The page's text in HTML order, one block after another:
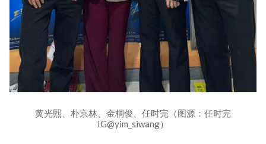
黄光熙、朴京林、金桐俊、任时完（图源：任时完
IG@yim_siwang）